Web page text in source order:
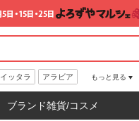
イッタラ アラビア もっと見る
ブランド雑貨/コスメ